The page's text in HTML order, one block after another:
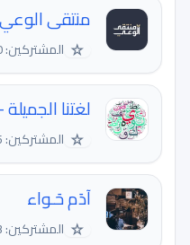
منتقى الوعي
☆ المشتركين: 380
لغتنا
☆ المشتركين: 15,785
آدَم حَـواء
☆ المشتركين: 4,003